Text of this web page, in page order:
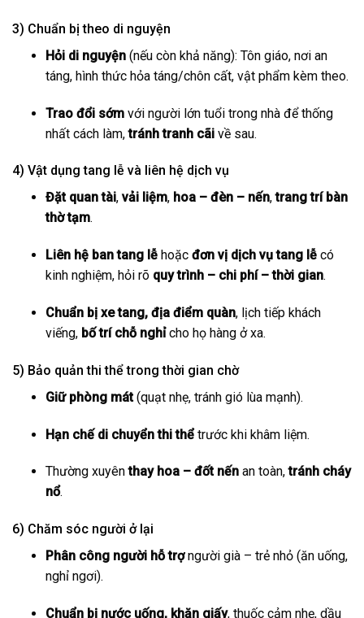
3) Chuẩn bị theo di nguyện
Hỏi di nguyện(nếu còn khả năng): Tôn giáo, nơi an
táng, hình thức hỏa táng/chôn cất, vật phẩm kèm theo.
Trao đổi sớmvới người lớn tuổi trong nhà để thống
nhất cách làm,tránh tranh cãivề sau.
4) Vật dụng tang lễ và liên hệ dịch vụ
Đặt quan tài, vải liệm, hoa – đèn – nến,trang trí bàn
thờ tạm.
Liên hệ ban tang lễhoặc đơn vị dịch vụ tang lễcó
kinh nghiệm, hỏi rõ quy trình – chi phí – thời gian.
Chuẩn bị xe tang, địa điểm quàn, lịch tiếp khách
viếng, bố trí chỗ nghỉcho họ hàng ở xa.
5) Bảo quản thi thể trong thời gian chờ
Giữ phòng mát(quạt nhẹ, tránh gió lùa mạnh).
Hạn chế di chuyển thi thểtrước khi khâm liệm.
Thường xuyênthay hoa – đốt nếnan toàn,tránh cháy
nổ.
6) Chăm sóc người ở lại
Phân công người hỗ trợngười già – trẻ nhỏ (ăn uống,
nghỉ ngơi).
Chuẩn bị nước uống, khăn giấy, thuốc cảm nhẹ, dầu